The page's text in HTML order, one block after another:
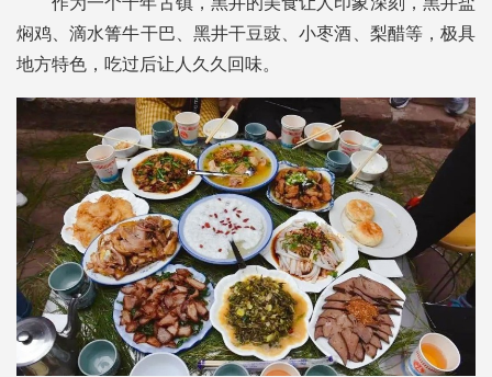
焖鸡、滴水箐牛干巴、黑井干豆豉、小枣酒、梨醋等，极具
地方特色，吃过后让人久久回味。